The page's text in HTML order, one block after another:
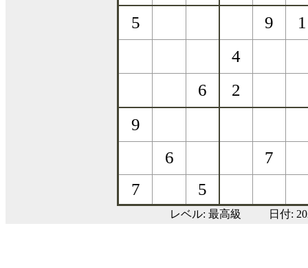
レベル: 最高級 日付: